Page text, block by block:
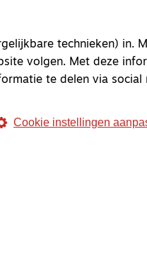
technieken) in.
volgen. Met deze
te delen via social
Cookie instellingen